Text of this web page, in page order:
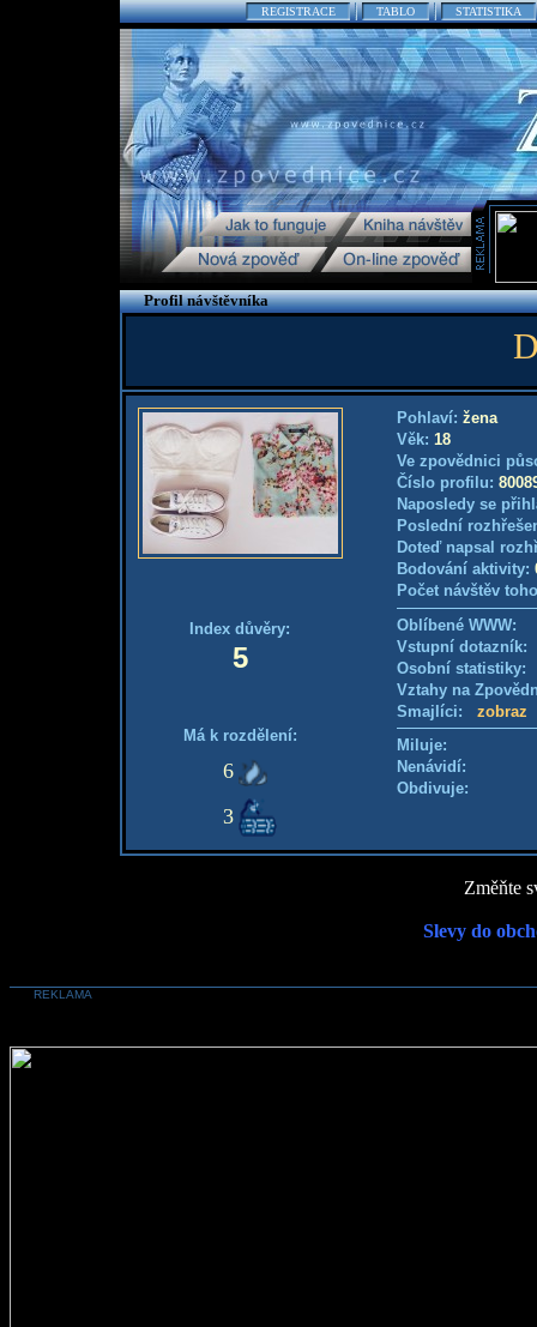
REGISTRACE TABLO STATISTIKA
Profil návštěvníka
Index důvěry:
5
Má k rozdělení:
6
3
Pohlaví: žena
Věk: 18
Ve zpovědnici
Číslo profilu:
Naposledy se
Poslední
Doteď napsal
Bodování aktivity:
Počet návštěv
Oblíbené WWW:
Vstupní
Osobní
Vztahy na
Smajlíci: zobraz
Miluje:
Nenávidí:
Obdivuje:
Změňte
Slevy do
REKLAMA